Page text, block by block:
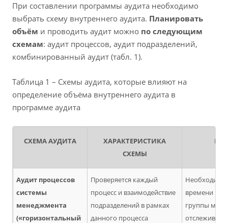
При составлении программы аудита необходимо
выбрать схему внутреннего аудита. Планировать
объём и проводить аудит можно по следующим
схемам: аудит процессов, аудит подразделений,
комбинированный аудит (табл. 1).
Таблица 1 – Схемы аудита, которые влияют на
определение объёма внутреннего аудита в
программе аудита
СХЕМА АУДИТА
ХАРАКТЕРИСТИКА
СХЕМЫ
Аудит процессов
системы
менеджмента
(«горизонтальный
Проверяется каждый
процесс и взаимодействие
подразделений в рамках
данного процесса
времени на
группы